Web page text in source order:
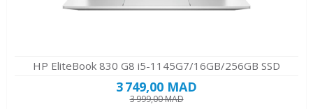
HP EliteBook 830 G8 i5-1145G7/16GB/256GB SSD
3 749,00 MAD
3 999,00 MAD